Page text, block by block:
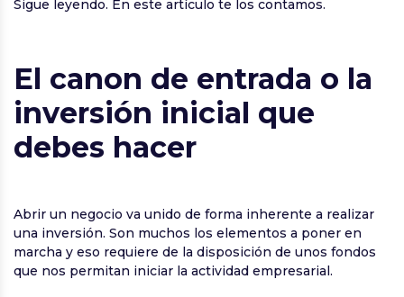
Sigue leyendo. En este artículo te los contamos.
El canon de entrada o la
inversión inicial que
debes hacer
Abrir un negocio va unido de forma inherente a realizar
una inversión. Son muchos los elementos a poner en
marcha y eso requiere de la disposición de unos fondos
que nos permitan iniciar la actividad empresarial.